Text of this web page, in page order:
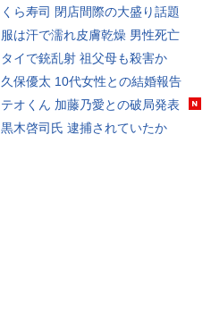
くら寿司 閉店間際の大盛り話題
服は汗で濡れ皮膚乾燥 男性死亡
タイで銃乱射 祖父母も殺害か
久保優太 10代女性との結婚報告
テオくん 加藤乃愛との破局発表
黒木啓司氏 逮捕されていたか